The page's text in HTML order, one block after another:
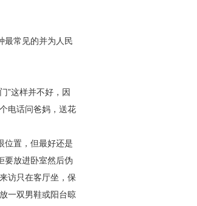
最常见的并为人民
”这样并不好，因
电话问爸妈，送花
位置，但最好还是
要放进卧室然后伪
访只在客厅坐，保
一双男鞋或阳台晾